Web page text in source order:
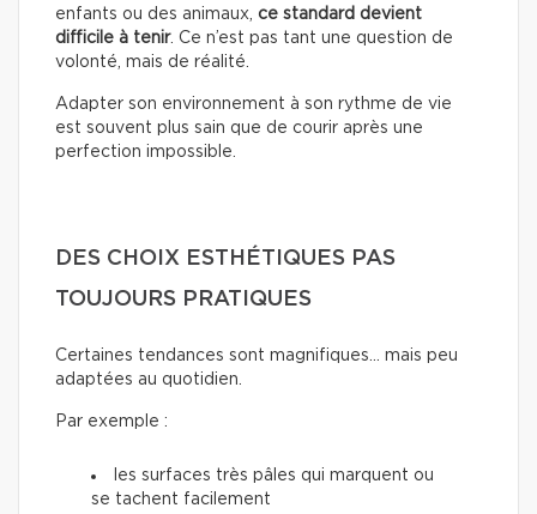
enfants ou des animaux, ce standard devient
difficile à tenir. Ce n’est pas tant une question de
volonté, mais de réalité.
Adapter son environnement à son rythme de vie
est souvent plus sain que de courir après une
perfection impossible.
DES CHOIX ESTHÉTIQUES PAS
TOUJOURS PRATIQUES
Certaines tendances sont magnifiques… mais peu
adaptées au quotidien.
Par exemple :
les surfaces très pâles qui marquent ou
se tachent facilement